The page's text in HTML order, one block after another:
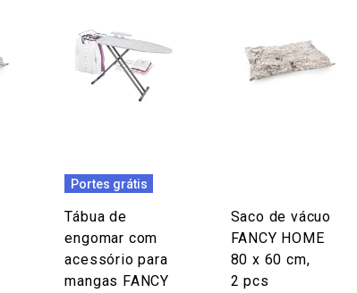
Portes grátis
Tábua de
engomar com
acessório para
mangas FANCY
Saco de vácuo
FANCY HOME
80 x 60 cm,
2 pcs